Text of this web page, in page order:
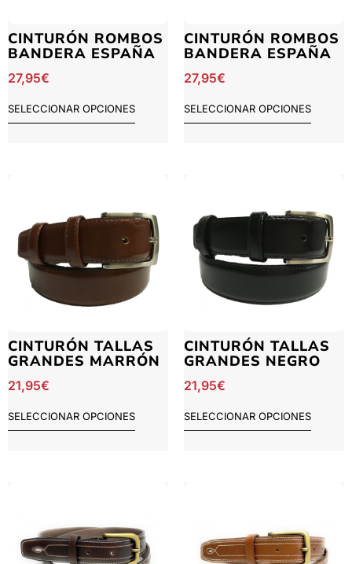
CINTURÓN ROMBOS
BANDERA ESPAÑA
27,95€
SELECCIONAR OPCIONES
CINTURÓN ROMBOS
BANDERA ESPAÑA
27,95€
SELECCIONAR OPCIONES
CINTURÓN TALLAS
GRANDES MARRÓN
21,95€
SELECCIONAR OPCIONES
CINTURÓN TALLAS
GRANDES NEGRO
21,95€
SELECCIONAR OPCIONES